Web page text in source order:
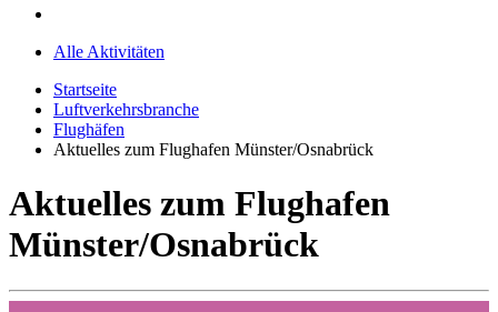
Alle Aktivitäten
Startseite
Luftverkehrsbranche
Flughäfen
Aktuelles zum Flughafen Münster/Osnabrück
Aktuelles zum Flughafen
Münster/Osnabrück